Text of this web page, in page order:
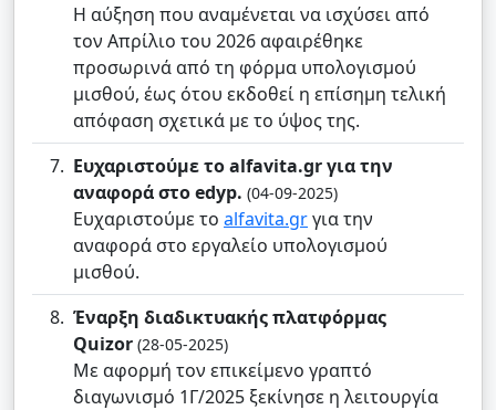
Η αύξηση που αναμένεται να ισχύσει από
τον Απρίλιο του 2026 αφαιρέθηκε
προσωρινά από τη φόρμα υπολογισμού
μισθού, έως ότου εκδοθεί η επίσημη τελική
απόφαση σχετικά με το ύψος της.
Ευχαριστούμε το alfavita.gr για την
αναφορά στο edyp. (04-09-2025)
Ευχαριστούμε το alfavita.grγια την
αναφορά στο εργαλείο υπολογισμού
μισθού.
Έναρξη διαδικτυακής πλατφόρμας
Quizor (28-05-2025)
Με αφορμή τον επικείμενο γραπτό
διαγωνισμό 1Γ/2025 ξεκίνησε η λειτουργία